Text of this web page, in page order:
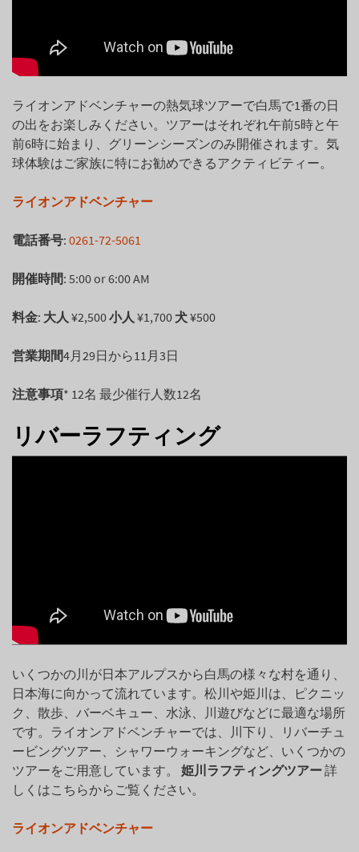
ライオンアドベンチャーの熱気球ツアーで白馬で1番の日
の出をお楽しみください。ツアーはそれぞれ午前5時と午
前6時に始まり、グリーンシーズンのみ開催されます。気
球体験はご家族に特にお勧めできるアクティビティー。
ライオンアドベンチャー
電話番号: 0261-72-5061
開催時間: 5:00 or 6:00 AM
料金: 大人 ¥2,500小人 ¥1,700 犬¥500
営業期間4月29日から11月3日
注意事項* 12名 最少催行人数12名
リバーラフティング
いくつかの川が日本アルプスから白馬の様々な村を通り、
日本海に向かって流れています。松川や姫川は、ピクニッ
ク、散歩、バーベキュー、水泳、川遊びなどに最適な場所
です。ライオンアドベンチャーでは、川下り、リバーチュ
ービングツアー、シャワーウォーキングなど、いくつかの
ツアーをご用意しています。 姫川ラフティングツアー詳
しくはこちらからご覧ください。
ライオンアドベンチャー